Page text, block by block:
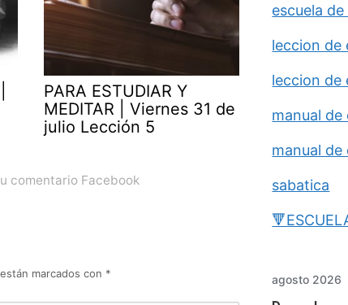
PARA ESTUDIAR Y
MEDITAR | Viernes 31 de
julio Lección 5
comentario Facebook
marcados con *
escuela
leccion de
leccion de
manual de
manual
sabatica
agosto 2026